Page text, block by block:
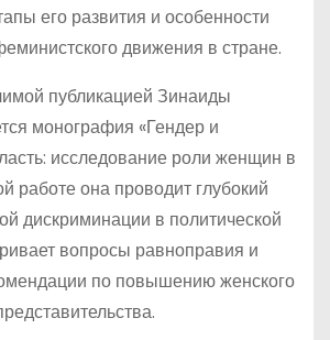
его развития и особенности
движения в стране.
публикацией Зинаиды
монография «Гендер и
исследование роли женщин в
работе она проводит глубокий
дискриминации в политической
вопросы равноправия и
по повышению женского